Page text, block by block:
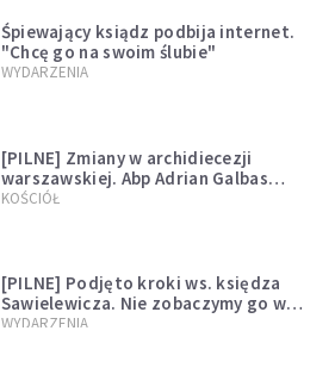
Śpiewający ksiądz podbija internet.
"Chcę go na swoim ślubie"
WYDARZENIA
[PILNE] Zmiany w archidiecezji
warszawskiej. Abp Adrian Galbas
wręczył dekrety nowym proboszczom
KOŚCIÓŁ
[PILNE] Podjęto kroki ws. księdza
Sawielewicza. Nie zobaczymy go w
mediach
WYDARZENIA